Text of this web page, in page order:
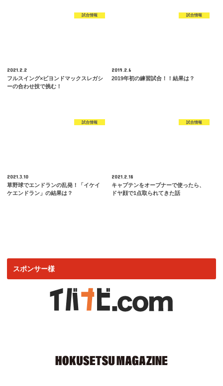
試合情報
2021.2.2
フルスイング×ビヨンドマックスレガシ
ーの合わせ技で挑む！
試合情報
2019.2.6
2019年初の練習試合！！結果は？
試合情報
2021.3.10
草野球でエンドランの乱発！「イケイ
ケエンドラン」の結果は？
試合情報
2021.2.18
キャプテンをオープナーで使ったら、
ドヤ顔で1点取られてきた話
スポンサー様